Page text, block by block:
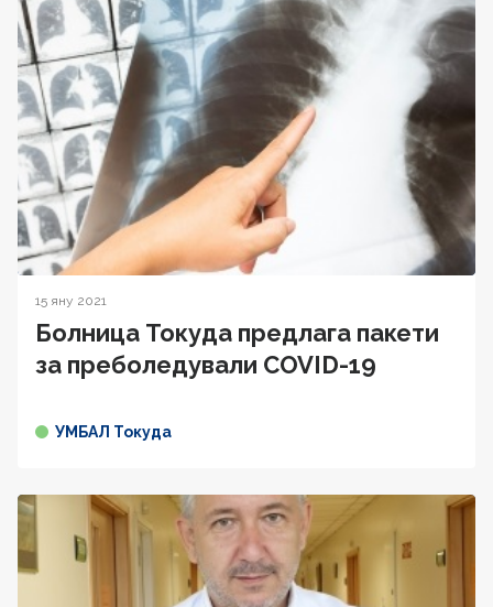
15 яну 2021
Болница Токуда предлага пакети
за преболедували COVID-19
УМБАЛ Токуда